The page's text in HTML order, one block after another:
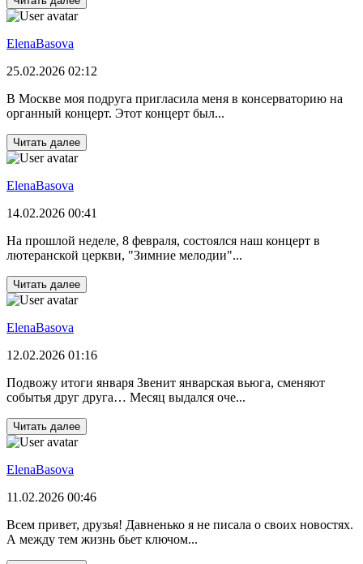
ElenaBasova
25.02.2026 02:12
В Москве моя подруга пригласила меня в консерваторию на
органный концерт. Этот концерт был...
Читать далее
ElenaBasova
14.02.2026 00:41
На прошлой неделе, 8 февраля, состоялся наш концерт в
лютеранской церкви, "Зимние мелодии"...
Читать далее
ElenaBasova
12.02.2026 01:16
Подвожу итоги января Звенит январская вьюга, сменяют
событья друг друга… Месяц выдался оче...
Читать далее
ElenaBasova
11.02.2026 00:46
Всем привет, друзья! Давненько я не писала о своих новостях.
А между тем жизнь бьет ключом...